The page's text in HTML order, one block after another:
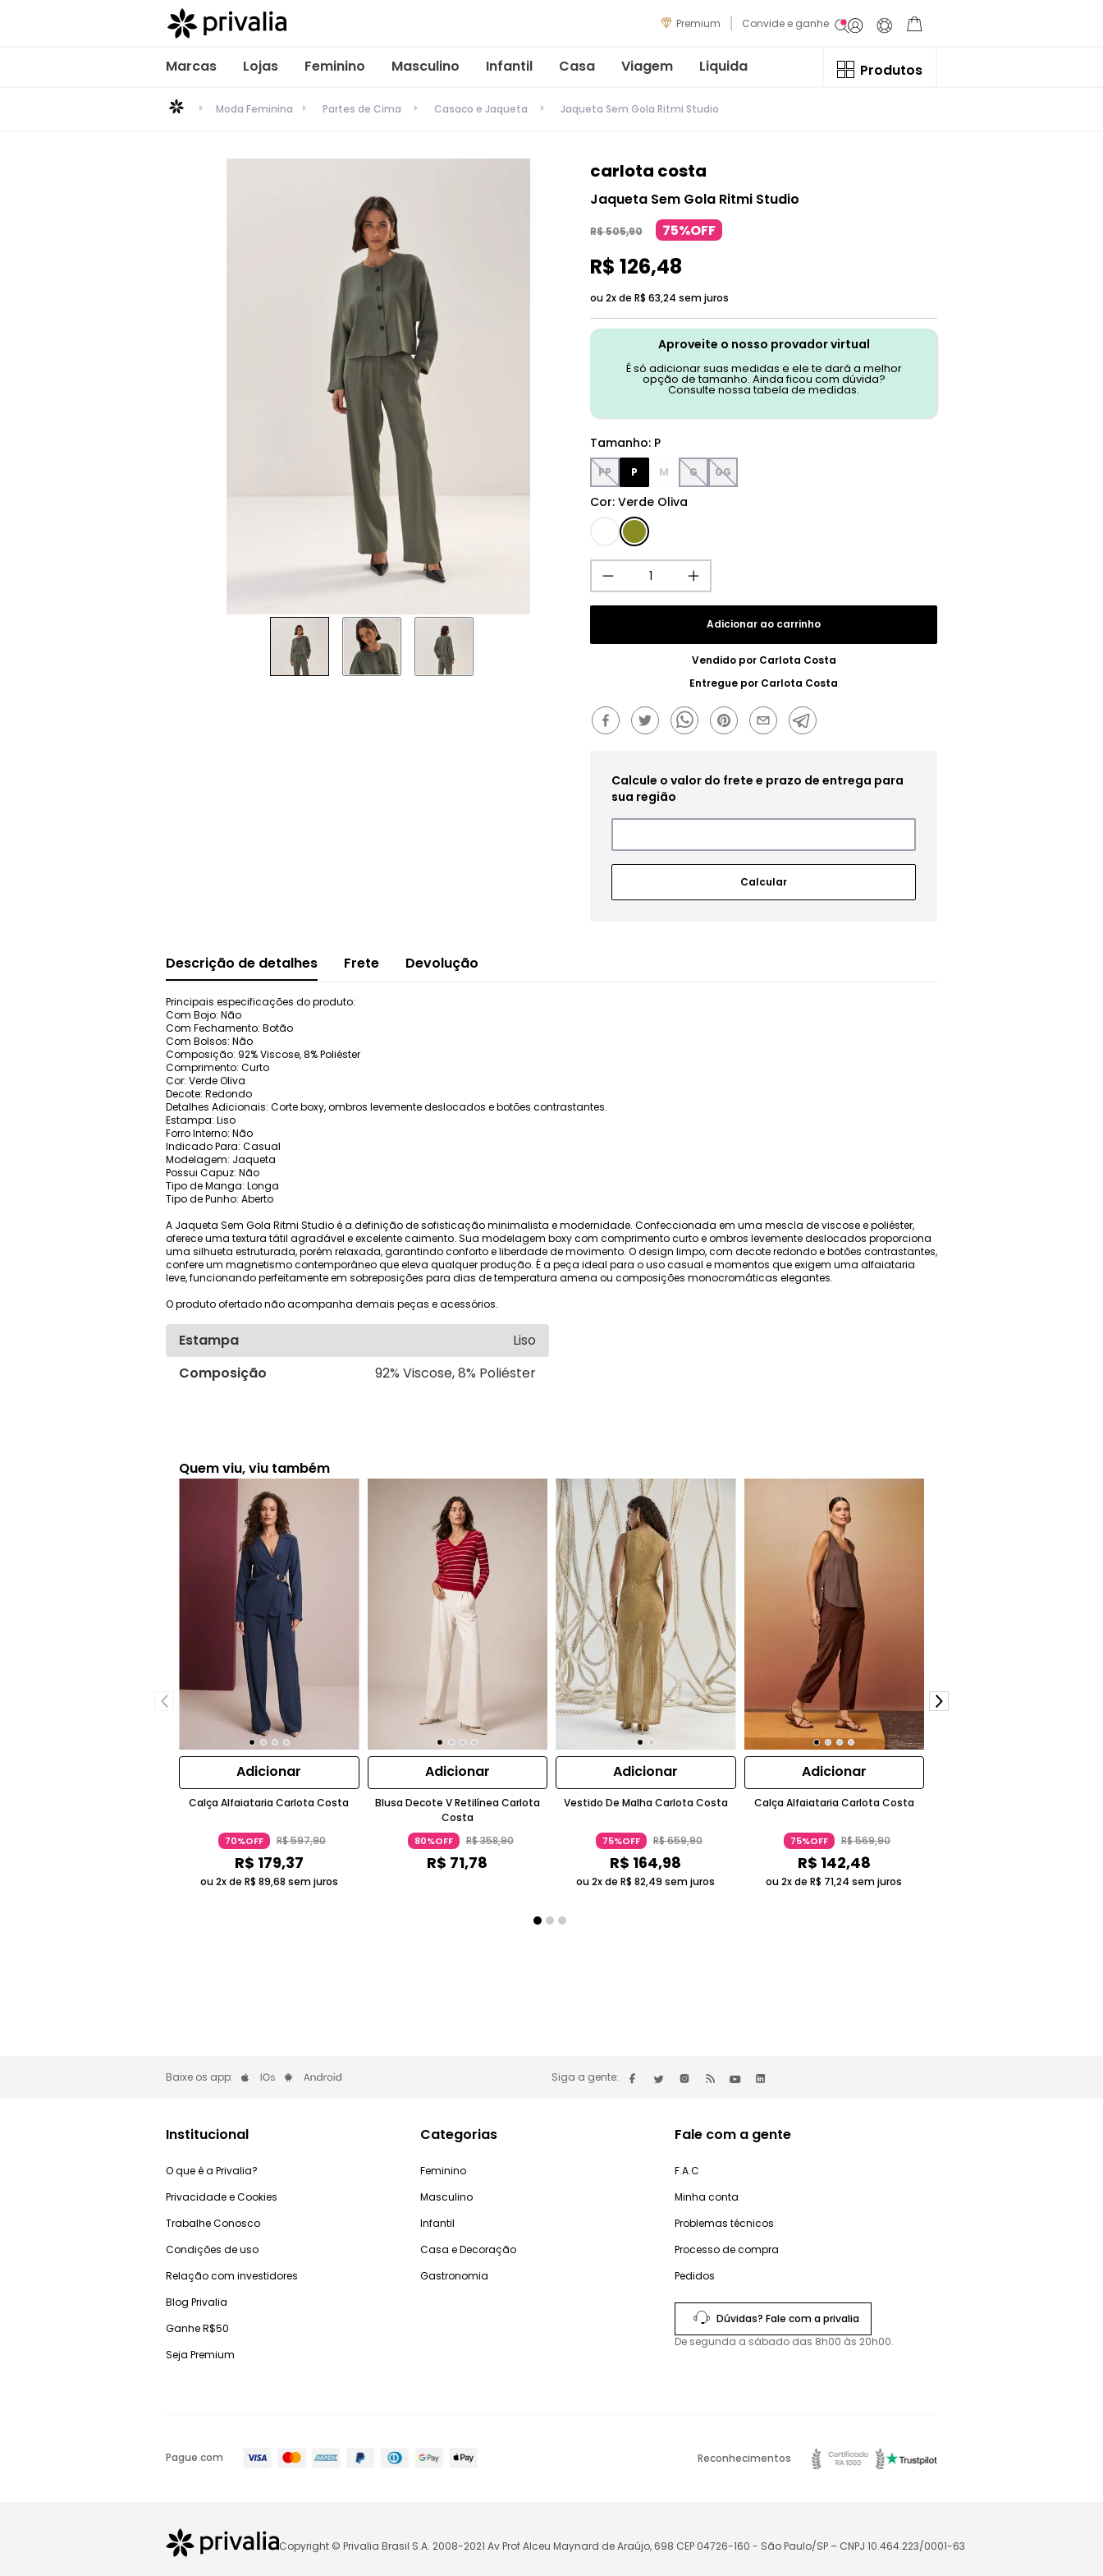
Premium Convide e ganhe
Marcas Lojas Feminino Masculino Infantil Casa Viagem Liquida Produtos
Moda Feminina Partes de Cima Casaco e Jaqueta Jaqueta Sem Gola Ritmi Studio
carlota costa
Jaqueta Sem Gola Ritmi Studio
R$505,90 75%OFF
R$ 126,48
ou 2x de R$ 63,24 sem juros
Aproveite o nosso provador virtual
É só adicionar suas medidas e ele te dará a melhor
opção de tamanho. Ainda ficou com dúvida?
Consulte nossa tabela de medidas.
Cor: Verde Oliva
Tamanho: P
PP P M G GG
Adicionar ao carrinho
Vendido por Carlota Costa
Entregue por Carlota Costa
Descrição de detalhes Frete Devolução
Principais especificações do produto:
Com Bojo: Não
Com Fechamento: Botão
Com Bolsos: Não
Composição: 92% Viscose, 8% Poliéster
Comprimento: Curto
Cor: Verde Oliva
Decote: Redondo
Detalhes Adicionais: Corte boxy, ombros levemente deslocados e botões contrastantes.
Estampa: Liso
Forro Interno: Não
Indicado Para: Casual
Modelagem: Jaqueta
Possui Capuz: Não
Tipo de Manga: Longa
Tipo de Punho: Aberto
A Jaqueta Sem Gola Ritmi Studio é a definição de sofisticação minimalista e modernidade. Confeccionada em uma mescla de viscose e poliéster,
oferece uma textura tátil agradável e excelente caimento. Sua modelagem boxy com comprimento curto e ombros levemente deslocados proporciona
uma silhueta estruturada, porém relaxada, garantindo conforto e liberdade de movimento. O design limpo, com decote redondo e botões contrastantes,
confere um magnetismo contemporâneo que eleva qualquer produção. É a peça ideal para o uso casual e momentos que exigem uma alfaiataria
leve, funcionando perfeitamente em sobreposições para dias de temperatura amena ou composições monocromáticas elegantes.
O produto ofertado não acompanha demais peças e acessórios.
Estampa
Liso
Composição
92% Viscose, 8% Poliéster
Quem viu, viu também
Adicionar
Calça Alfaiataria Carlota Costa
70%OFF R$597,90
R$ 179,37
ou 2x de R$ 89,68 sem juros
Adicionar
Blusa Decote V Retilínea Carlota
Costa
80%OFF R$358,90
R$ 71,78
Adicionar
Vestido De Malha Carlota Costa
75%OFF R$659,90
R$ 164,98
ou 2x deR$ 82,49 sem juros
Adicionar
Calça Alfaiataria Carlota Costa
75%OFF R$569,90
R$ 142,48
ou 2x deR$ 71,24 sem juros
Baixe os app: Siga a gente:
Institucional
O que é a Privalia?
Privacidade e Cookies
Trabalhe Conosco
Condições de uso
Relação com investidores
Blog Privalia
Ganhe R$50
Seja Premium
Categorias
Feminino
Masculino
Infantil
Casa e Decoração
Gastronomia
Fale com a gente
F.A.C
Minha conta
Problemas técnicos
Processo de compra
Pedidos
Dúvidas? Fale com a privalia
De segunda a sábado das 8h00 às 20h00.
Pague com Reconhecimentos
Copyright © Privalia Brasil S.A. 2008-2021 Av Prof Alceu Maynard de Araújo, 698 CEP 04726-160 - São Paulo/SP – CNPJ 10.464.223/0001-63